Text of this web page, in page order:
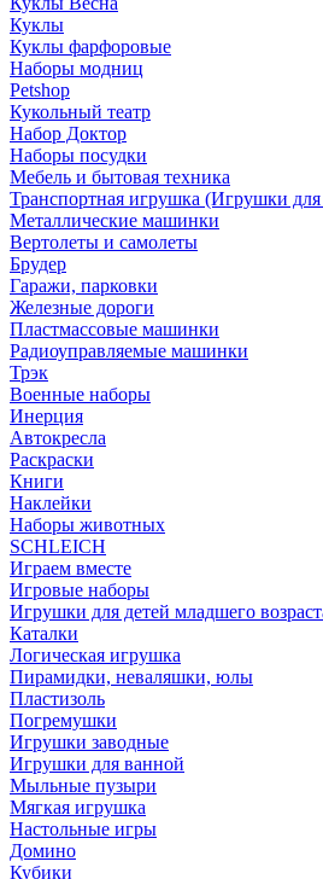
Куклы
Куклы фарфоровые
Наборы модниц
Petshop
Кукольный театр
Набор Доктор
Наборы посудки
Мебель и бытовая техника
Транспортная игрушка (Игрушки для
Металлические машинки
Вертолеты и самолеты
Брудер
Гаражи, парковки
Железные дороги
Пластмассовые машинки
Радиоуправляемые машинки
Трэк
Военные наборы
Инерция
Автокресла
Раскраски
Книги
Наклейки
Наборы животных
SCHLEICH
Играем вместе
Игровые наборы
Игрушки для детей младшего
Каталки
Логическая игрушка
Пирамидки, неваляшки, юлы
Пластизоль
Погремушки
Игрушки заводные
Игрушки для ванной
Мыльные пузыри
Мягкая игрушка
Настольные игры
Домино
Кубики